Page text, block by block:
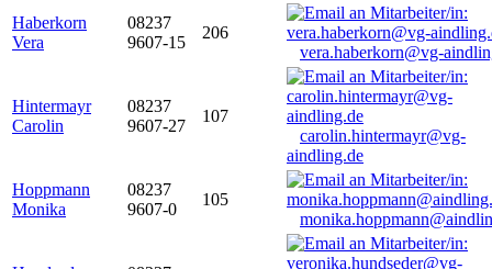
Haberkorn
Vera
08237
9607-15
206
vera.haberkorn@vg-
Hintermayr
Carolin
08237
9607-27
107
carolin.hintermayr@vg-
aindling.de
Hoppmann
Monika
08237
9607-0
105